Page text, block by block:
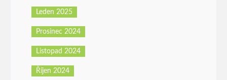
Leden 2025
Prosinec 2024
Listopad 2024
Říjen 2024